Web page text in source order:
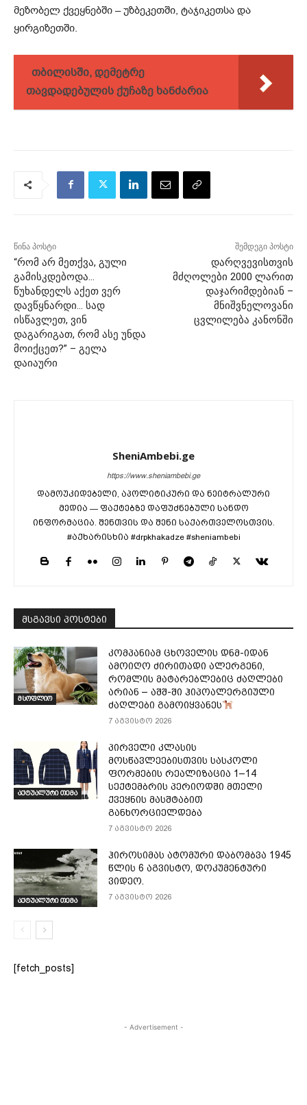
მეზობელ ქვეყნებში – უზბეკეთში, ტაჯიკეთსა და
ყირგიზეთში.
თბილისში, დემეტრე
თავდადებულის ქუჩაზე ხანძარია
წინა პოსტი
“რომ არ მეთქვა, გული
გამისკდებოდა…
წუხანდელს აქეთ ვერ
დავწყნარდი… სად
ისწავლეთ, ვინ
დაგარიგათ, რომ ასე უნდა
მოიქცეთ?” – გელა
დაიაური
შემდეგი პოსტი
დარღვევისთვის
მძღოლები 2000 ლარით
დაჯარიმდებიან –
მნიშვნელოვანი
ცვლილება კანონში
SheniAmbebi.ge
https://www.sheniambebi.ge
დამოუკიდებელი, აპოლიტიკური და ნეიტრალური
მედია — ფაქტებზე დაფუძნებული სანდო
ინფორმაცია. შენთვის და შენი საქართველოსთვის.
#აქხარისხია #drpkhakadze #sheniambebi
მსგავსი პოსტები
მსოფლიო
კომპანიამ ცხოველის დნმ-იდან
ამოიღო ძირითადი ალერგენი,
რომლის მატარებლებიც ძაღლები
არიან – აშშ-ში ჰიპოალერგიული
ძაღლები გამოიყვანეს
7 აგვისტო 2026
აქტუალური თემა
პირველი კლასის
მოსწავლეებისთვის სასკოლი
ფორმების რეალიზაცია 1–14
სექტემბრის პერიოდში მთელი
ქვეყნის მასშტაბით
განხორციელდება
7 აგვისტო 2026
აქტუალური თემა
ჰიროსიმას ატომური დაბომბვა 1945
წლის 6 აგვისტო, დოკუმენტური
ვიდეო.
7 აგვისტო 2026
[fetch_posts]
- Advertisement -